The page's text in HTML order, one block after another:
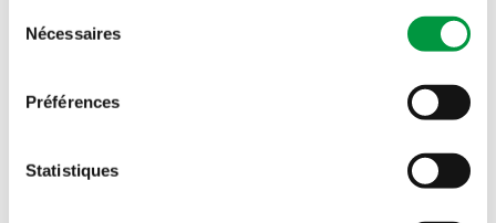
Nécessaires
Préférences
Statistiques